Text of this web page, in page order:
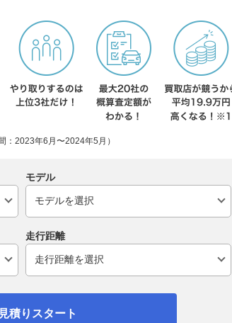
2023年6月〜2024年5月）
モデル
走行距離
見積りスタート